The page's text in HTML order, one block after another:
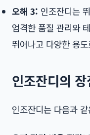
오해 3: 인조잔디는
엄격한 품질 관리와
뛰어나고 다양한 용
인조잔디의 장
인조잔디는 다음과